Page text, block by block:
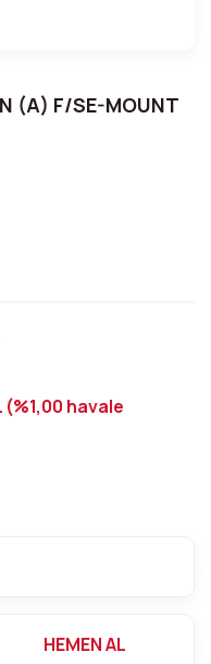
(A) F/SE-MOUNT
(%1,00 havale
HEMEN AL